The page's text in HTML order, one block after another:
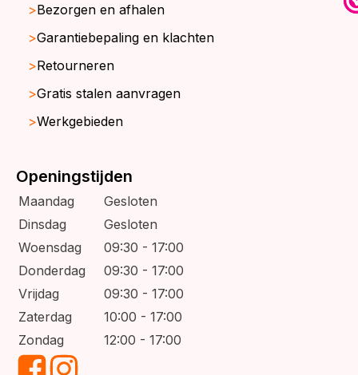
Bezorgen en afhalen
Garantiebepaling en klachten
Retourneren
Gratis stalen aanvragen
Werkgebieden
Openingstijden
Maandag
Gesloten
Dinsdag
Gesloten
Woensdag
09:30 - 17:00
Donderdag
09:30 - 17:00
Vrijdag
09:30 - 17:00
Zaterdag
10:00 - 17:00
Zondag
12:00 - 17:00